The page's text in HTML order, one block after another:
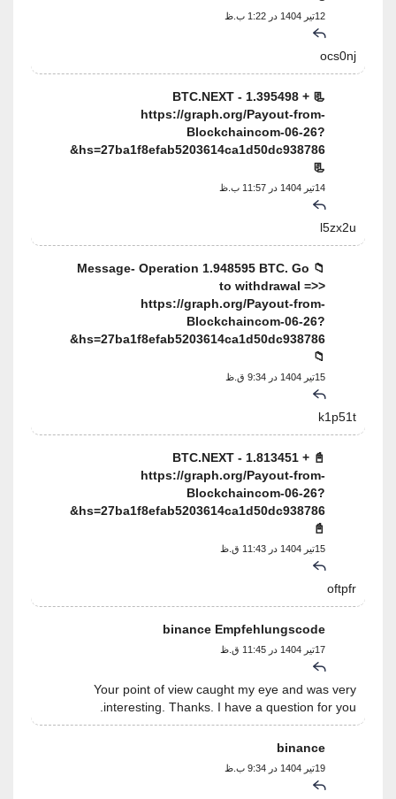
ocs0nj
📃 + 1.395498 BTC.NEXT -
https://graph.org/Payout-from-
Blockchaincom-06-26?
hs=27ba1f8efab5203614ca1d50dc938786&
l5zx2u
📁 Message- Operation 1.948595 BTC. Go
to withdrawal =>>
https://graph.org/Payout-from-
Blockchaincom-06-26?
hs=27ba1f8efab5203614ca1d50dc938786&
k1p51t
📓 + 1.813451 BTC.NEXT -
https://graph.org/Payout-from-
Blockchaincom-06-26?
hs=27ba1f8efab5203614ca1d50dc938786&
oftpfr
binance Empfehlungscode
Your point of view caught my eye and was very
interesting. Thanks. I have a question for you.
binance